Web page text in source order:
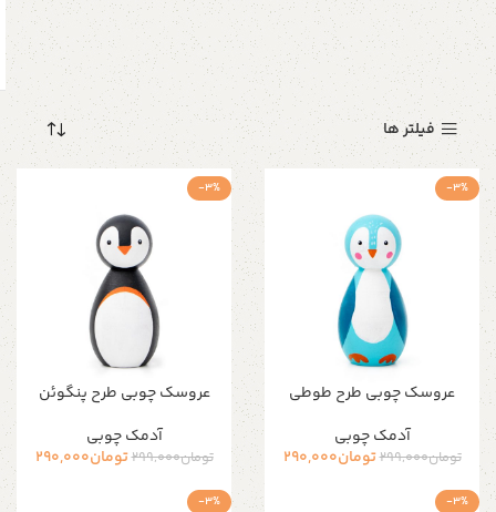
فیلتر ها
-3%
عروسک چوبی طرح طوطی
آدمک چوبی
تومان299,000تومان290,000
-3%
عروسک چوبی طرح پنگوئن
آدمک چوبی
تومان299,000تومان290,000
-3%
-3%